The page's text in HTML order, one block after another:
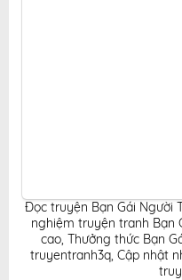
Đọc truyện Bạn Gái Người
nghiệm truyện tranh Bạn
cao, Thưởng thức Bạn
truyentranh3q, Cập nhật